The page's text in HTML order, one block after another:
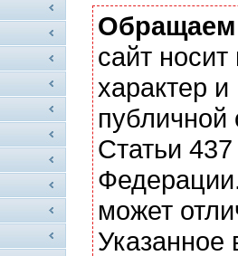
сайт
характер
Статьи
может